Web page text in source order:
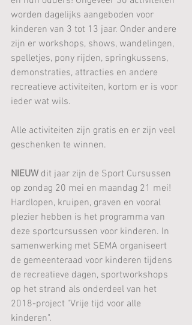
worden dagelijks aangeboden voor
kinderen van 3 tot 13 jaar. Onder andere
zijn er workshops, shows, wandelingen,
spelletjes, pony rijden, springkussens,
demonstraties, attracties en andere
recreatieve activiteiten, kortom er is voor
ieder wat wils.
Alle activiteiten zijn gratis en er zijn veel
geschenken te winnen.
NIEUW dit jaar zijn de Sport Cursussen
op zondag 20 mei en maandag 21 mei!
Hardlopen, kruipen, graven en vooral
plezier hebben is het programma van
deze sportcursussen voor kinderen. In
samenwerking met SEMA organiseert
de gemeenteraad voor kinderen tijdens
de recreatieve dagen, sportworkshops
op het strand als onderdeel van het
2018-project "Vrije tijd voor alle
kinderen".